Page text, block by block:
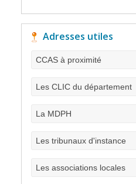
Adresses utiles
CCAS à proximité
Les CLIC du département
La MDPH
Les tribunaux d'instance
Les associations locales